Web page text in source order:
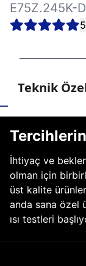
E75Z.245K-
Teknik
İhtiyaç ve
olman için
üst kalite
anda sana özel
ısı testleri